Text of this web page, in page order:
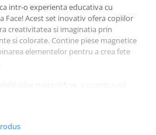
intr-o experienta educativa cu
Face! Acest set inovativ ofera copiilor
creativitatea si imaginatia prin
si colorate. Contine piese magnetice
elementelor pentru a crea fete
emotiilor, Puzzle-ul Make a Face
la invatarea prin joaca.